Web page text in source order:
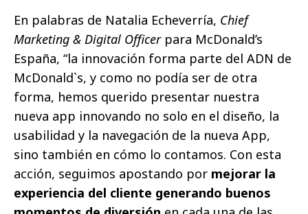
En palabras de Natalia Echeverría, Chief
Marketing & Digital Officerpara McDonald’s
España, “la innovación forma parte del ADN de
McDonald`s, y como no podía ser de otra
forma, hemos querido presentar nuestra
nueva app innovando no solo en el diseño, la
usabilidad y la navegación de la nueva App,
sino también en cómo lo contamos. Con esta
acción, seguimos apostando por mejorar la
experiencia del cliente generando buenos